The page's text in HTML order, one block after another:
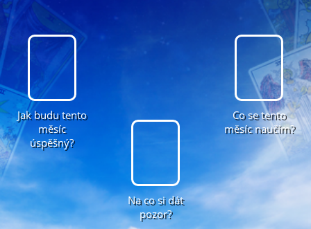
Jak budu tento
měsíc
úspěšný?
Na co si dát
pozor?
Co se tento
měsíc naučím?